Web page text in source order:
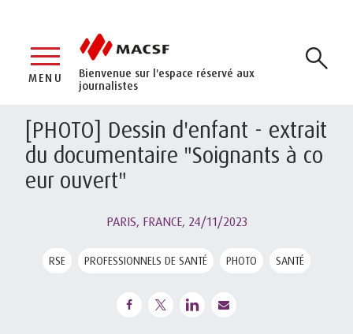
Bienvenue sur l'espace réservé aux
journalistes
MENU
[PHOTO] Dessin d'enfant - extrait
du documentaire "Soignants à co
eur ouvert"
PARIS, FRANCE, 24/11/2023
RSE PROFESSIONNELS DE SANTÉ PHOTO SANTÉ